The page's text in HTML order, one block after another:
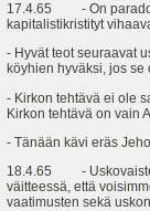
17.4.65 - On
kapitalistikristityt
- Hyvät teot seuraavat
köyhien hyväksi, jos
- Kirkon tehtävä ei ole
Kirkon tehtävä on vain
- Tänään kävi eräs
18.4.65 - Uskovaisten
väitteessä, että
vaatimusten sekä